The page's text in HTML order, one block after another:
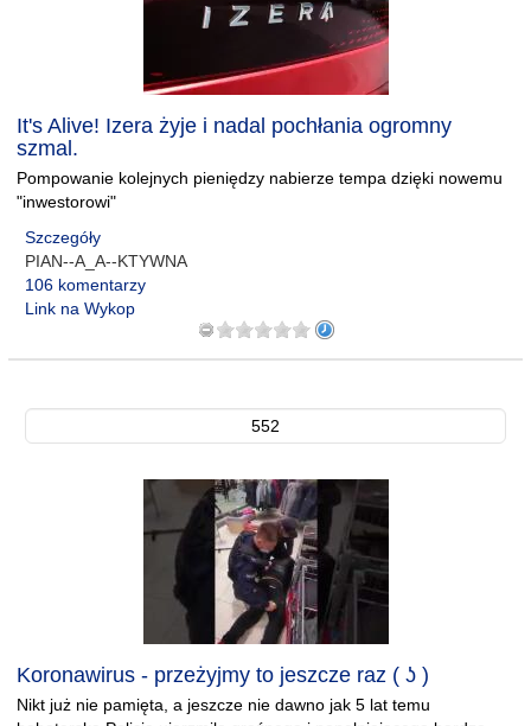
It's Alive! Izera żyje i nadal pochłania ogromny
szmal.
Pompowanie kolejnych pieniędzy nabierze tempa dzięki nowemu
"inwestorowi"
Szczegóły
PIAN--A_A--KTYWNA
106 komentarzy
Link na Wykop
552
Koronawirus - przeżyjmy to jeszcze raz ( ʖ )
Nikt już nie pamięta, a jeszcze nie dawno jak 5 lat temu